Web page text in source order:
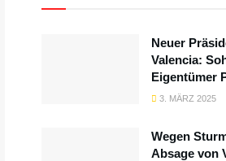
Neuer
Valencia:
Eigentümer
3. MÄRZ 2025
Wegen
Absage von